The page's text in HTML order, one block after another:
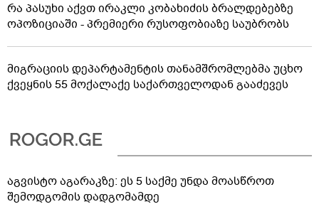
რა პასუხი აქვთ ირაკლი კობახიძის ბრალდებებზე
ოპოზიციაში - პრემიერი რუსოფობიაზე საუბრობს
მიგრაციის დეპარტამენტის თანამშრომლებმა უცხო
ქვეყნის 55 მოქალაქე საქართველოდან გააძევეს
აგვისტო აგარაკზე: ეს 5 საქმე უნდა მოასწროთ
შემოდგომის დადგომამდე